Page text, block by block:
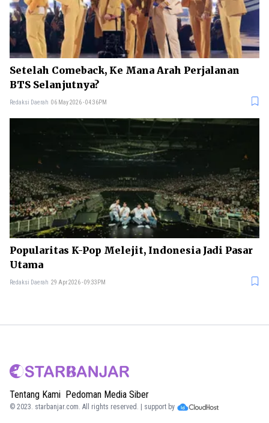
Setelah Comeback, Ke Mana Arah Perjalanan
BTS Selanjutnya?
Redaksi Daerah 06 May 2026 - 04:36PM
Popularitas K-Pop Melejit, Indonesia Jadi Pasar
Utama
Redaksi Daerah 29 Apr 2026 - 09:33PM
Tentang Kami Pedoman Media Siber
© 2023. starbanjar.com. All rights reserved. | support by